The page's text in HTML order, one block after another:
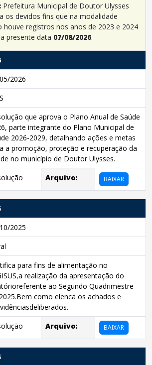
Prefeitura Municipal de Doutor Ulysses
os devidos fins que na modalidade
houve registros nos anos de 2023 e 2024
presente data 07/08/2026.
2026
que aprova o Plano Anual de Saúde
parte integrante do Plano Municipal de
2026-2029, detalhando ações e metas
a promoção, proteção e recuperação da
no município de Doutor Ulysses.
Arquivo: BAIXAR
2025
para fins de alimentação no
realização da apresentação do
ao Segundo Quadrimestre
como elenca os achados e
Arquivo: BAIXAR